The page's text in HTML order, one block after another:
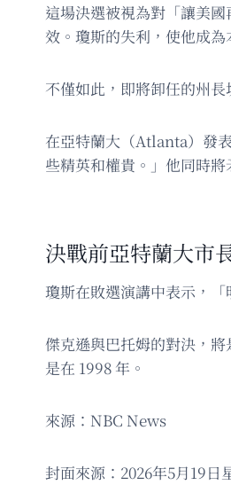
這場決選被視為對「讓美
效。瓊斯的失利，使他成
不僅如此，即將卸任的州
在亞特蘭大（Atlanta）發
些精英和權貴。」他同時
決戰前亞特蘭大市
瓊斯在敗選演講中表示，
傑克遜與巴托姆的對決，
是在 1998 年。
來源：NBC News
封面來源：2026年5月19